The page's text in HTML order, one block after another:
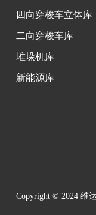
四向穿梭车立体库
二向穿梭车库
堆垛机库
新能源库
Copyright © 2024 维